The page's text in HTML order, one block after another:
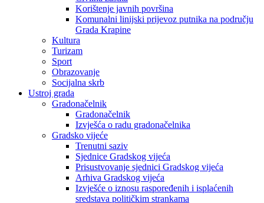
Korištenje javnih površina
Komunalni linijski prijevoz putnika na području
Grada Krapine
Kultura
Turizam
Sport
Obrazovanje
Socijalna skrb
Ustroj grada
Gradonačelnik
Gradonačelnik
Izvješća o radu gradonačelnika
Gradsko vijeće
Trenutni saziv
Sjednice Gradskog vijeća
Prisustvovanje sjednici Gradskog vijeća
Arhiva Gradskog vijeća
Izvješće o iznosu raspoređenih i isplaćenih
sredstava političkim strankama